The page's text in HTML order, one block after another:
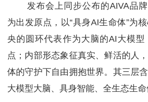
发布会上同步公布的AIVA品
为出发原点，以“具身AI生命体”为
央的圆环代表作为大脑的AI大模型
点；内部形态象征真实、鲜活的人
体的守护下自由拥抱世界。其三层
大模型大脑、具身智能、全生态生命